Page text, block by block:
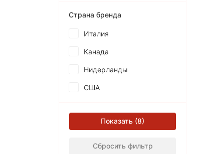
Страна бренда
Италия
Канада
Нидерланды
США
Показать
Сбросить фильтр